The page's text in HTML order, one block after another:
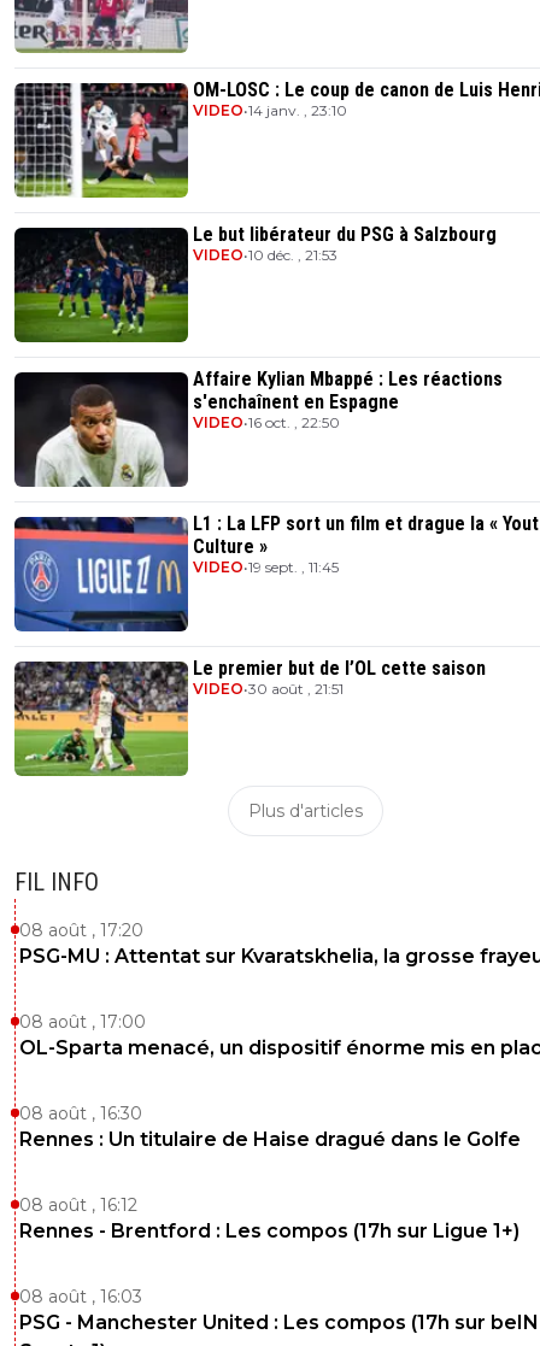
OM-LOSC : Le coup de canon de Luis
VIDEO•14 janv. , 23:10
Le but libérateur du PSG à Salzbourg
VIDEO•10 déc. , 21:53
Affaire Kylian Mbappé : Les réactions
s'enchaînent en Espagne
VIDEO•16 oct. , 22:50
L1 : La LFP sort un film et drague la «
Culture »
VIDEO•19 sept. , 11:45
Le premier but de l’OL cette saison
VIDEO•30 août , 21:51
Plus d'articles
FIL INFO
08 août , 17:20
PSG-MU : Attentat sur Kvaratskhelia, la grosse
08 août , 17:00
OL-Sparta menacé, un dispositif énorme mis en
08 août , 16:30
Rennes : Un titulaire de Haise dragué dans le Golfe
08 août , 16:12
Rennes - Brentford : Les compos (17h sur Ligue 1+)
08 août , 16:03
PSG - Manchester United : Les compos (17h sur beIN